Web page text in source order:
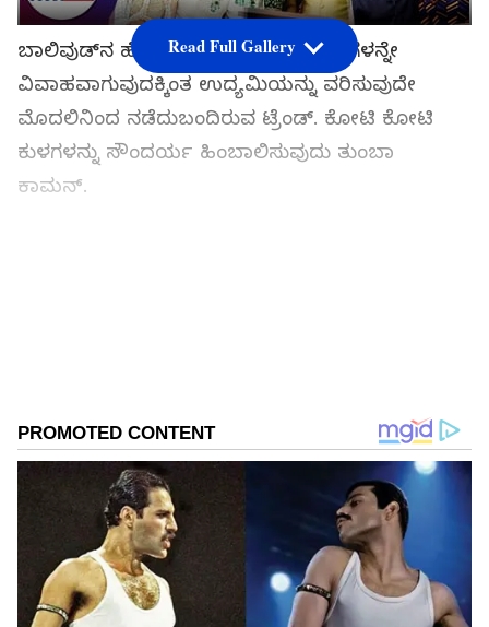
ಬಾಲಿವುಡ್‌ನ ಹೆಸರಾಂತ ನಟಿಯರು ಹೀರೋಗಳನ್ನೇ
ವಿವಾಹವಾಗುವುದಕ್ಕಿಂತ ಉದ್ಯಮಿಯನ್ನು ವರಿಸುವುದೇ
ಮೊದಲಿನಿಂದ ನಡೆದುಬಂದಿರುವ ಟ್ರೆಂಡ್. ಕೋಟಿ ಕೋಟಿ
ಕುಳಗಳನ್ನು ಸೌಂದರ್ಯ ಹಿಂಬಾಲಿಸುವುದು ತುಂಬಾ
ಕಾಮನ್.
Read Full Gallery